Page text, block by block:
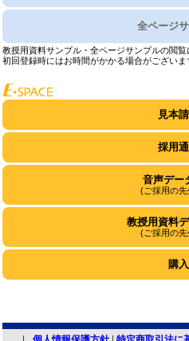
全ページ
教授用資料サンプル・全ページサンプルの閲覧
初回登録時にはお時間がかかる場合がございま
見本
採用
音声デー
(ご採用の先
教授用資料
(ご採用の先
購入